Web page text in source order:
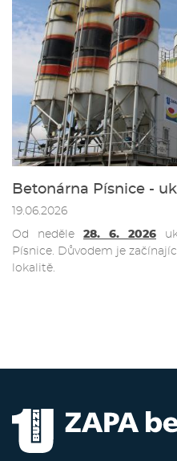
Betonárna Písnice -
19.06.2026
Od neděle 28. 6. 2026
Písnice. Důvodem je
lokalitě.